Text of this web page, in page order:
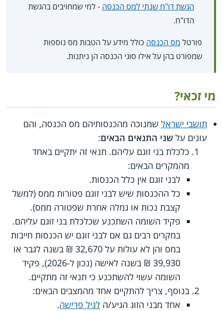
הגשת דו"ח שנתי למס הכנסה - למי שמחויבים בהגשת
הדו"ח.
פורטל מס הכנסה כולל מידע על הטבות מס נוספות
שמפורט בהן על אילו סוגי הכנסה הן ניתנות.
מי זכאי?
תושבי ישראל שמנוכה מהכנסותיהם מס הכנסה, והם
עונים על שני התנאים הבאים:
כלכלת בני זוגם עליהם. תנאי זה יתקיים באחד
מהמקרים הבאים:
לבני זוגם אין כלל הכנסות.
כל ההכנסות שיש לבני זוגם פטורות ממס (למשל
קצבת נכות או גמלה אחרת שפטורה ממס).
פקיד השומה השתכנע שכלכלת בני זוגם עליהם.
במקרים רבים גם אם לבני זוגם יש הכנסות חייבות
במס והן לא עולות על 32,670 ₪ בשנה לגבר או
39,930 ₪ בשנה לאישה (נכון ל-2026), פקיד
השומה עשוי להשתכנע כי תנאי זה מתקיים.
בנוסף, צריך להתקיים אחד מהמצבים הבאים:
אחד מבני הזוג הגיע/ה לגיל פרישה.